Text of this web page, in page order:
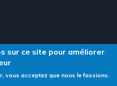
- Neweb Creations
sur ce site pour améliorer
vous acceptez que nous le fassions.